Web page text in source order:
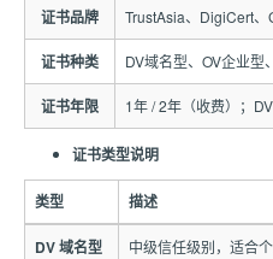
证书品牌 TrustAsia、DigiCert、
证书种类 DV域名型、OV企业型
证书年限 1年 / 2年（收费）；
证书类型说明
类型 描述
DV 域名型
中级信任级别，适合